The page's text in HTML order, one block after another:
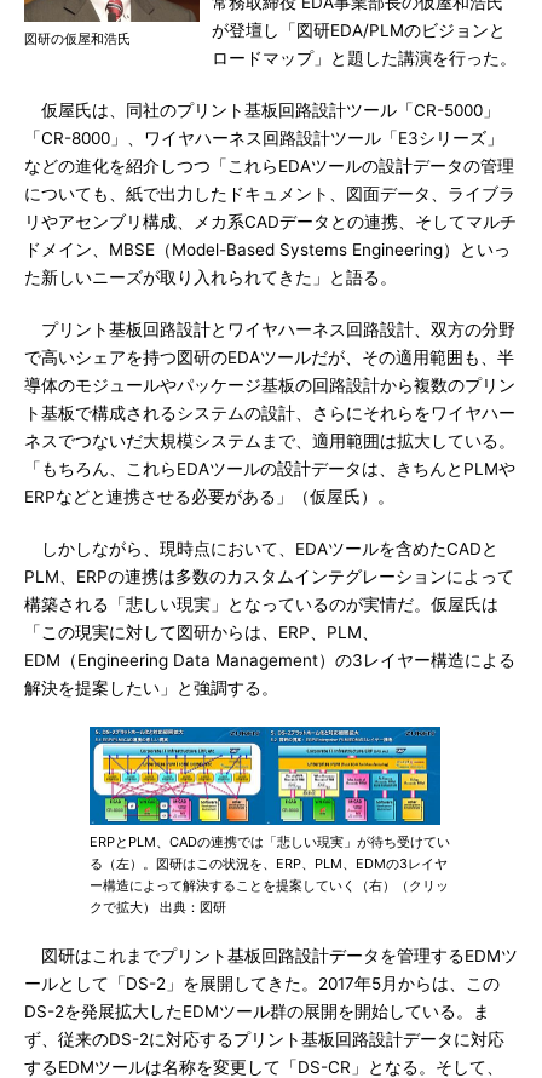
図研の仮屋和浩氏
が登壇し「図研EDA/PLMのビジョンと
ロードマップ」と題した講演を行った。
仮屋氏は、同社のプリント基板回路設計ツール「CR-5000」
「CR-8000」、ワイヤハーネス回路設計ツール「E3シリーズ」
などの進化を紹介しつつ「これらEDAツールの設計データの管理
についても、紙で出力したドキュメント、図面データ、ライブラ
リやアセンブリ構成、メカ系CADデータとの連携、そしてマルチ
ドメイン、MBSE（Model-Based Systems Engineering）といっ
た新しいニーズが取り入れられてきた」と語る。
プリント基板回路設計とワイヤハーネス回路設計、双方の分野
で高いシェアを持つ図研のEDAツールだが、その適用範囲も、半
導体のモジュールやパッケージ基板の回路設計から複数のプリン
ト基板で構成されるシステムの設計、さらにそれらをワイヤハー
ネスでつないだ大規模システムまで、適用範囲は拡大している。
「もちろん、これらEDAツールの設計データは、きちんとPLMや
ERPなどと連携させる必要がある」（仮屋氏）。
しかしながら、現時点において、EDAツールを含めたCADと
PLM、ERPの連携は多数のカスタムインテグレーションによって
構築される「悲しい現実」となっているのが実情だ。仮屋氏は
「この現実に対して図研からは、ERP、PLM、
EDM（Engineering Data Management）の3レイヤー構造による
解決を提案したい」と強調する。
ERPとPLM、CADの連携では「悲しい現実」が待ち受けてい
る（左）。図研はこの状況を、ERP、PLM、EDMの3レイヤ
ー構造によって解決することを提案していく（右）（クリッ
クで拡大） 出典：図研
図研はこれまでプリント基板回路設計データを管理するEDMツ
ールとして「DS-2」を展開してきた。2017年5月からは、この
DS-2を発展拡大したEDMツール群の展開を開始している。ま
ず、従来のDS-2に対応するプリント基板回路設計データに対応
するEDMツールは名称を変更して「DS-CR」となる。そして、